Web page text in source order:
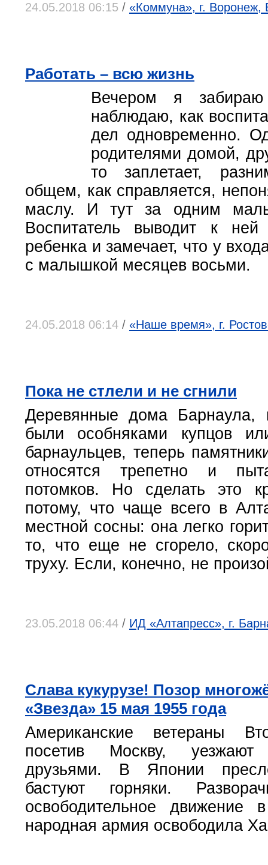
24.05.2018 06:15 / «Коммуна», г. Воронеж,
Работать – всю жизнь
Вечером я
наблюдаю, как
дел одновременно.
родителями домой,
то заплетает,
общем, как справляется,
маслу. И тут за одним
Воспитатель выводит к
ребенка и замечает, что у
с малышкой месяцев восьми.
24.05.2018 06:14 / «Наше время», г.
Пока не стлели и не сгнили
Деревянные дома Барнаула,
были особняками купцов
барнаульцев, теперь
относятся трепетно и
потомков. Но сделать это
потому, что чаще всего в
местной сосны: она легко
то, что еще не сгорело,
труху. Если, конечно, не
23.05.2018 06:44 / ИД «Алтапресс», г.
Слава кукурузе! Позор
«Звезда» 15 мая 1955 года
Американские ветераны
посетив Москву,
друзьями. В Японии
бастуют горняки.
освободительное движение
народная армия освободила